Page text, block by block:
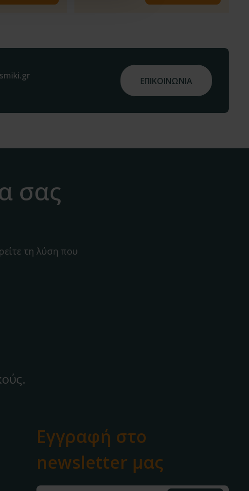
ΕΠΙΚΟΙΝΩΝΙΑ
σας
τη λύση που
Εγγραφή στο
newsletter μας